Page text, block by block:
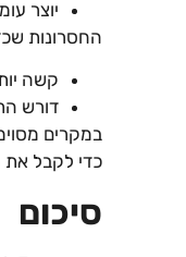
יוצר
החסרונות
קשה
דורש
כדי לקבל את
סיכום